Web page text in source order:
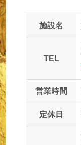
施設名
TEL
営業時間
定休日